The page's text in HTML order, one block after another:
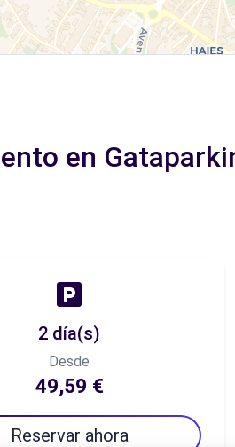
en
2 día(s)
Desde
49,59 €
Reservar ahora